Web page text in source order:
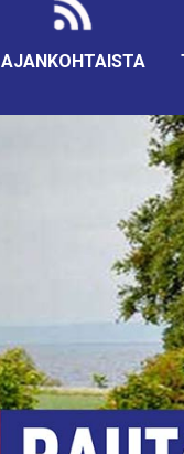
AJANKOHTAISTA